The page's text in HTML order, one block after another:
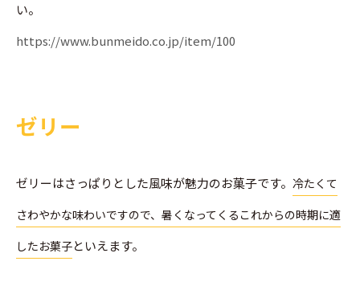
い。
https://www.bunmeido.co.jp/item/100
ゼリー
ゼリーはさっぱりとした風味が魅力のお菓子です。 冷たくて
さわやかな味わいですので、暑くなってくるこれからの時期に適
したお菓子といえます。